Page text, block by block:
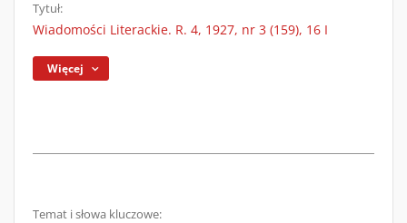
Tytuł:
Wiadomości Literackie. R. 4, 1927, nr 3 (159), 16 I
Więcej
Temat i słowa kluczowe: